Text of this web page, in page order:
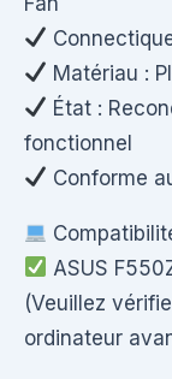
Matériau :
État :
fonctionnel
Conforme
ASUS
(Veuillez
ordinateur